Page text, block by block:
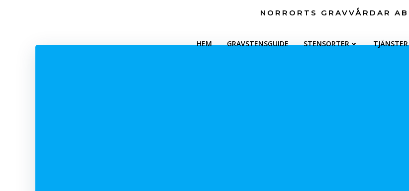
NORRORTS GRAVVÅRDAR AB
HEM GRAVSTENSGUIDE STENSORTER TJÄNSTER